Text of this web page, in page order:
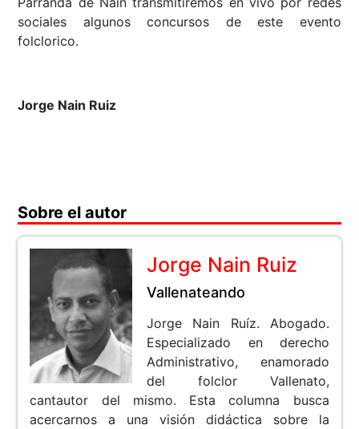
sociales algunos concursos de este evento
folclorico.
Jorge Nain Ruiz
Sobre el autor
Jorge Nain Ruiz
Vallenateando
Jorge Nain Ruíz. Abogado.
Especializado en derecho
Administrativo, enamorado
del folclor Vallenato,
cantautor del mismo. Esta columna busca
acercarnos a una visión didáctica sobre la